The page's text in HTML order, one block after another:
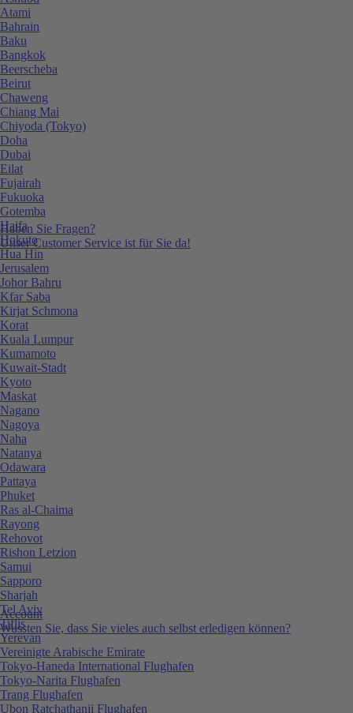
Haben Sie Fragen?
Unser Customer Service ist für Sie da!
Account
Wussten Sie, dass Sie vieles auch selbst erledigen können?
Atami
Bahrain
Baku
Bangkok
Beerscheba
Beirut
Chaweng
Chiang Mai
Chiyoda (Tokyo)
Doha
Dubai
Eilat
Fujairah
Fukuoka
Gotemba
Haifa
Hokuto
Hua Hin
Jerusalem
Johor Bahru
Kfar Saba
Kirjat Schmona
Korat
Kuala Lumpur
Kumamoto
Kuwait-Stadt
Kyoto
Maskat
Nagano
Nagoya
Naha
Natanya
Odawara
Pattaya
Phuket
Ras al-Chaima
Rayong
Rehovot
Rishon Letzion
Samui
Sapporo
Sharjah
Tel Aviv
Tiflis
Yerevan
Vereinigte Arabische Emirate
Tokyo-Haneda International Flughafen
Tokyo-Narita Flughafen
Trang Flughafen
Ubon Ratchathanii Flughafen